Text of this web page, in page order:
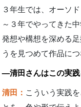
３年生では、オーソ
～３年でやってきた
発想や構想を深める
うを見つめて作品に
—清田さんはこの実
清田： こういう実践